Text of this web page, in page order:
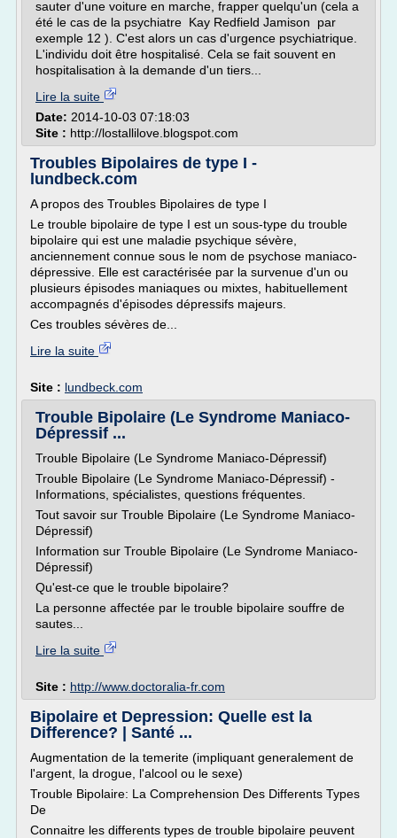
sauter d'une voiture en marche, frapper quelqu'un (cela a
été le cas de la psychiatre Kay Redfield Jamison par
exemple 12 ). C'est alors un cas d'urgence psychiatrique.
L'individu doit être hospitalisé. Cela se fait souvent en
hospitalisation à la demande d'un tiers...
Lire la suite
Date: 2014-10-03 07:18:03
Site : http://lostallilove.blogspot.com
Troubles Bipolaires de type I -
lundbeck.com
A propos des Troubles Bipolaires de type I
Le trouble bipolaire de type I est un sous-type du trouble
bipolaire qui est une maladie psychique sévère,
anciennement connue sous le nom de psychose maniaco-
dépressive. Elle est caractérisée par la survenue d'un ou
plusieurs épisodes maniaques ou mixtes, habituellement
accompagnés d'épisodes dépressifs majeurs.
Ces troubles sévères de...
Lire la suite
Site : lundbeck.com
Trouble Bipolaire (Le Syndrome Maniaco-
Dépressif ...
Trouble Bipolaire (Le Syndrome Maniaco-Dépressif)
Trouble Bipolaire (Le Syndrome Maniaco-Dépressif) -
Informations, spécialistes, questions fréquentes.
Tout savoir sur Trouble Bipolaire (Le Syndrome Maniaco-
Dépressif)
Information sur Trouble Bipolaire (Le Syndrome Maniaco-
Dépressif)
Qu'est-ce que le trouble bipolaire?
La personne affectée par le trouble bipolaire souffre de
sautes...
Lire la suite
Site : http://www.doctoralia-fr.com
Bipolaire et Depression: Quelle est la
Difference? | Santé ...
Augmentation de la temerite (impliquant generalement de
l'argent, la drogue, l'alcool ou le sexe)
Trouble Bipolaire: La Comprehension Des Differents Types
De
Connaitre les differents types de trouble bipolaire peuvent